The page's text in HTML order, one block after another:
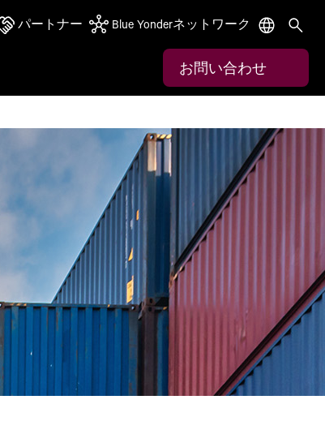
パートナー Blue Yonderネットワーク
お問い合わせ